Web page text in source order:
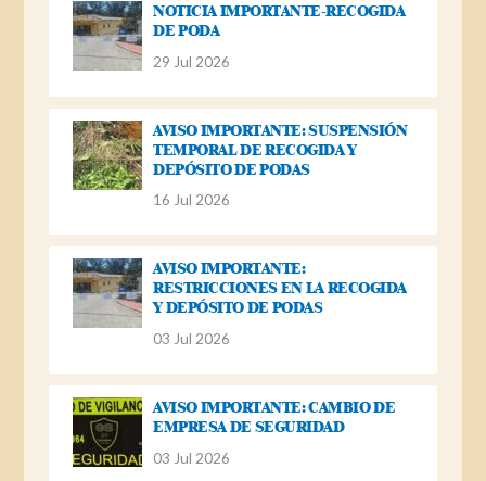
NOTICIA IMPORTANTE-RECOGIDA
DE PODA
29 Jul 2026
AVISO IMPORTANTE: SUSPENSIÓN
TEMPORAL DE RECOGIDA Y
DEPÓSITO DE PODAS
16 Jul 2026
AVISO IMPORTANTE:
RESTRICCIONES EN LA RECOGIDA
Y DEPÓSITO DE PODAS
03 Jul 2026
AVISO IMPORTANTE: CAMBIO DE
EMPRESA DE SEGURIDAD
03 Jul 2026